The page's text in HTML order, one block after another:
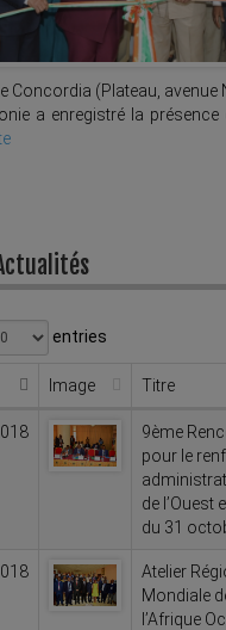
Concordia (Plateau, avenue
a enregistré la présence
entries
Image Titre
9ème
pour le
de l’Ouest
du 31
Atelier
Mondiale
l’Afrique